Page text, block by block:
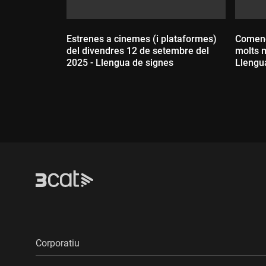
Estrenes a cinemes (i plataformes)
del divendres 12 de setembre del
2025 - Llengua de signes
molts
Corporatiu